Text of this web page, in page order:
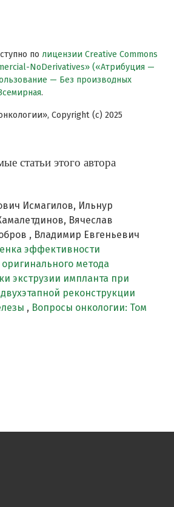
по лицензии Creative Commons
NoDerivatives» («Атрибуция —
— Без производных
.
Copyright (c) 2025
статьи этого автора
Исмагилов, Ильнур
Вячеслав
, Владимир Евгеньевич
эффективности
метода
экструзии импланта при
реконструкции
, Вопросы онкологии: Том